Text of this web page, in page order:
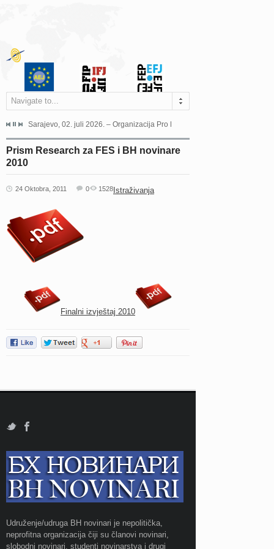
Navigate to...
Grada Sarajeva povodom Dana Sarajeva dugogodišnjoj...
Sarajevo, 02. juli 2026. – Organizacija Pro Educa juče je uspješno
Prism Research za FES i BH novinare
2010
24 Oktobra, 2011 Istraživanja
0 1528
Finalni izvještaj 2010
Udruženje/udruga BH novinari je nepolitička,
neprofitna organizacija čiji su članovi novinari,
slobodni novinari, studenti novinarstva i drugi